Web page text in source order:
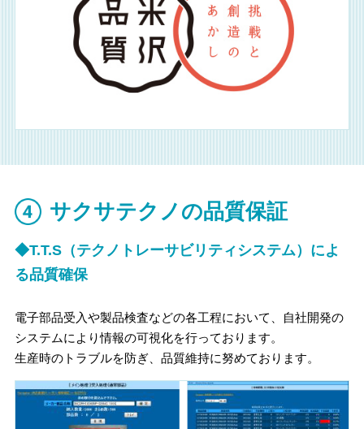
サクサテクノの品質保証
◆T.T.S（テクノトレーサビリティシステム）によ
る品質確保
電子部品受入や製品検査などの各工程において、自社開発の
システムにより情報の可視化を行っております。
生産時のトラブルを防ぎ、品質維持に努めております。